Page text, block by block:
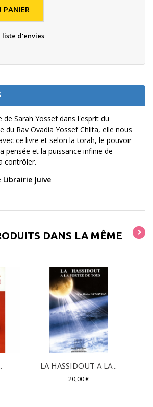
PANIER
liste d'envies
de Sarah Yossef dans l'esprit du
du Rav Ovadia Yossef Chlita, elle nous
ce livre et selon la torah, le pouvoir
pensée et la puissance infinie de
contrôler.
Librairie Juive
DANS LA MÊME
LA HASSIDOUT A LA...
20,00 €